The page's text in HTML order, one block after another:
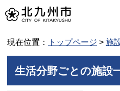
現在位置： トップページ > 施
生活分野ごとの施設